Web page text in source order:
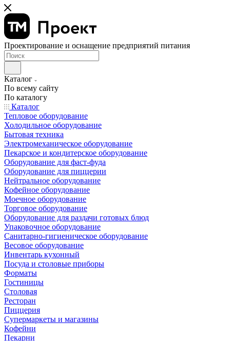
Проектирование и оснащение предприятий питания
Каталог
По всему сайту
По каталогу
Каталог
Тепловое оборудование
Холодильное оборудование
Бытовая техника
Электромеханическое оборудование
Пекарское и кондитерское оборудование
Оборудование для фаст-фуда
Оборудование для пиццерии
Нейтральное оборудование
Кофейное оборудование
Моечное оборудование
Торговое оборудование
Оборудование для раздачи готовых блюд
Упаковочное оборудование
Санитарно-гигиеническое оборудование
Весовое оборудование
Инвентарь кухонный
Посуда и столовые приборы
Форматы
Гостиницы
Столовая
Ресторан
Пиццерия
Супермаркеты и магазины
Кофейни
Пекарни